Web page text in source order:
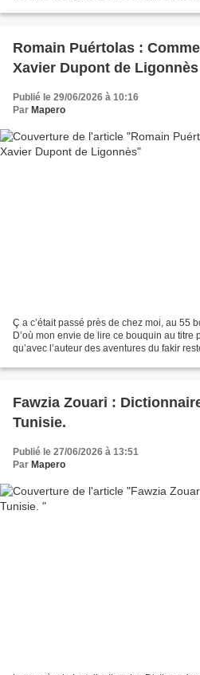
Romain Puértolas :
Xavier Dupont de Ligonnès
Publié le 29/06/2026 à 10:16
Par Mapero
Ç a c’était passé près de chez moi, au 55
D’où mon envie de lire ce bouquin au titre
qu’avec l’auteur des aventures du fakir
Fawzia Zouari :
Tunisie.
Publié le 27/06/2026 à 13:51
Par Mapero